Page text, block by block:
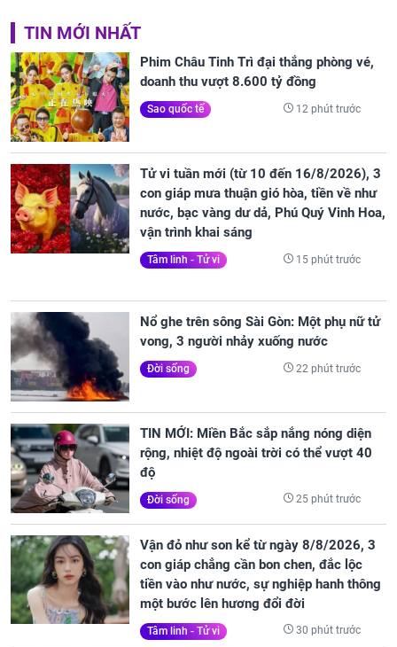
TIN MỚI NHẤT
Phim Châu Tinh Trì đại thắng phòng vé,
doanh thu vượt 8.600 tỷ đồng
Sao quốc tế 12 phút trước
Tử vi tuần mới (từ 10 đến 16/8/2026), 3
con giáp mưa thuận gió hòa, tiền về như
nước, bạc vàng dư dả, Phú Quý Vinh Hoa,
vận trình khai sáng
Tâm linh - Tử vi 15 phút trước
Nổ ghe trên sông Sài Gòn: Một phụ nữ tử
vong, 3 người nhảy xuống nước
Đời sống 22 phút trước
TIN MỚI: Miền Bắc sắp nắng nóng diện
rộng, nhiệt độ ngoài trời có thể vượt 40
độ
Đời sống 25 phút trước
Vận đỏ như son kể từ ngày 8/8/2026, 3
con giáp chẳng cần bon chen, đắc lộc
tiền vào như nước, sự nghiệp hanh thông
một bước lên hương đổi đời
Tâm linh - Tử vi 30 phút trước